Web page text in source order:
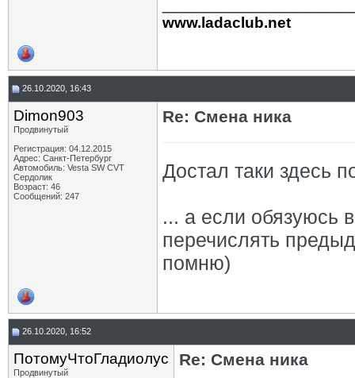
www.ladaclub.net
26.10.2020, 16:43
Dimon903
Продвинутый
Регистрация: 04.12.2015
Адрес: Санкт-Петербург
Автомобиль: Vesta SW CVT
Сердолик
Возраст: 46
Сообщений: 247
Re: Смена ника
Достал таки здесь
... а если обязуюсь
перечислять
помню)
26.10.2020, 16:52
ПотомуЧтоГладиолус
Продвинутый
Re: Смена ника